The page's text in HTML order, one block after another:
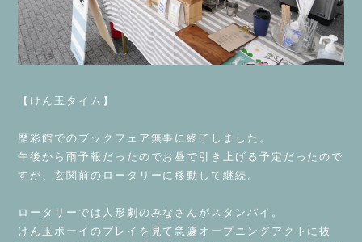
【けん玉タイム】
歴彩館でのブックフェア無事に終了しました。
午後から雨予報だったのでお昼で引き上げる予定だったので
すが、玄関前のロータリーに移動して継続。
ロータリーでは人形劇のみなさんがスタンバイ。
けん玉ボーイのプレイを見て急遽オープニングアクトに抜